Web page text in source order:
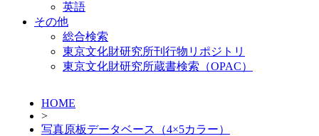
英語
その他
総合検索
東京文化財研究所刊行物リポジトリ
東京文化財研究所蔵書検索（OPAC）
HOME
>
写真原板データベース（4×5カラー）